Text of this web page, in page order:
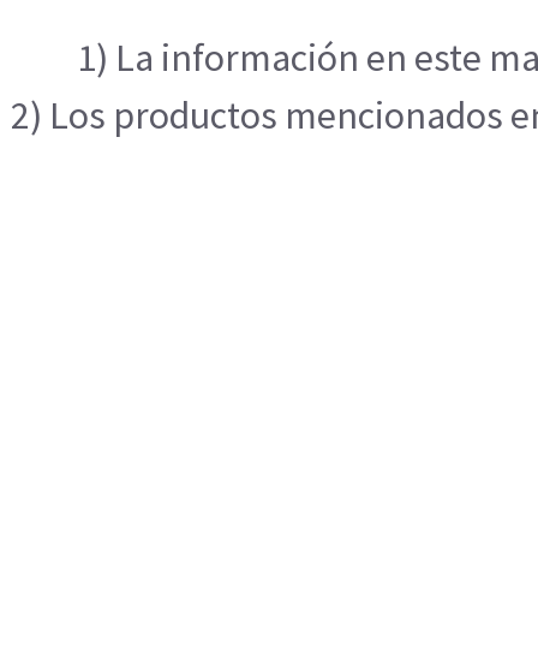
1) La información en este
2) Los productos mencionados